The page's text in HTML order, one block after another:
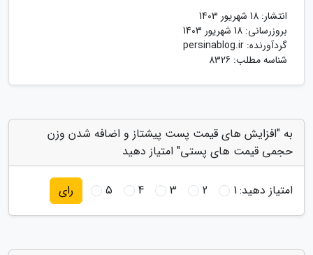
انتشار: 18 شهریور 1403
بروزرسانی: 18 شهریور 1403
گردآورنده: persinablog.ir
شناسه مطلب: 8326
به "افزایش های قیمت پست پیشتاز و اضافه شدن وزن
حجمی قیمت های پستی" امتیاز دهید
امتیاز دهید:1
2
3
4
5 رای